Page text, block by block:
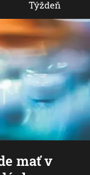
mať v
Týždeň